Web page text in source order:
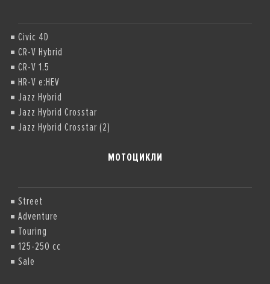
Civic 4D
CR-V Hybrid
CR-V 1.5
HR-V e:HEV
Jazz Hybrid
Jazz Hybrid Crosstar
Jazz Hybrid Crosstar (2)
МОТОЦИКЛИ
Street
Adventure
Touring
125-250 cc
Sale